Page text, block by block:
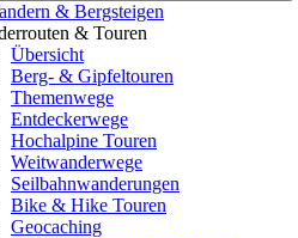
& Bergsteigen
& Touren
Übersicht
Berg- & Gipfeltouren
Themenwege
Entdeckerwege
Hochalpine Touren
Weitwanderwege
Seilbahnwanderungen
Bike & Hike Touren
Geocaching